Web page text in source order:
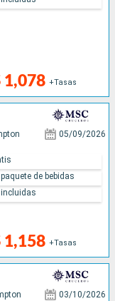
1,078 +Tasas
05/09/2026
1,158 +Tasas
de bebidas
03/10/2026